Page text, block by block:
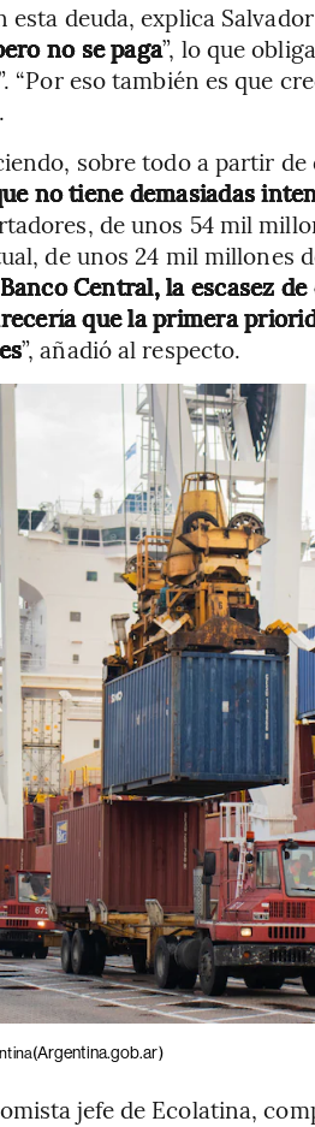
deuda, explica
no se paga”, lo que
“Por eso también es que
sobre todo a partir
no tiene demasiadas
de unos 54 mil
de unos 24 mil millones
Central, la escasez
que la primera
”, añadió al respecto.
(Argentina.gob.ar)
jefe de Ecolatina,